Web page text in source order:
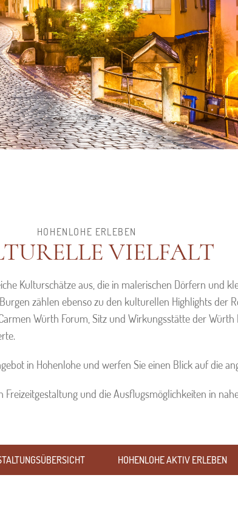
HOHENLOHE ERLEBEN
VIELFALT
Kulturschätze aus, die in malerischen Dörfern und
zählen ebenso zu den kulturellen Highlights der
Würth Forum, Sitz und Wirkungsstätte der
in Hohenlohe und werfen Sie einen Blick auf die
und die Ausflugsmöglichkeiten in
HOHENLOHE AKTIV ERLEBEN